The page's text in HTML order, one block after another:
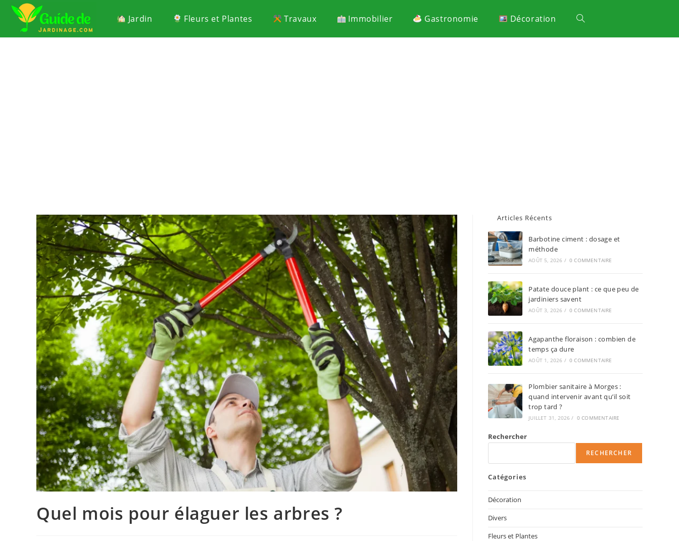
Jardin Fleurs et Plantes Travaux Immobilier Gastronomie Décoration
Quel mois pour élaguer les arbres ?
Articles Récents
Barbotine ciment : dosage et
méthode
AOÛT 5, 2026 / 0 COMMENTAIRE
Patate douce plant : ce que peu de
jardiniers savent
AOÛT 3, 2026 / 0 COMMENTAIRE
Agapanthe floraison : combien de
temps ça dure
AOÛT 1, 2026 / 0 COMMENTAIRE
Plombier sanitaire à Morges :
quand intervenir avant qu’il soit
trop tard ?
JUILLET 31, 2026 / 0 COMMENTAIRE
Rechercher
RECHERCHER
Catégories
Décoration
Divers
Fleurs et Plantes